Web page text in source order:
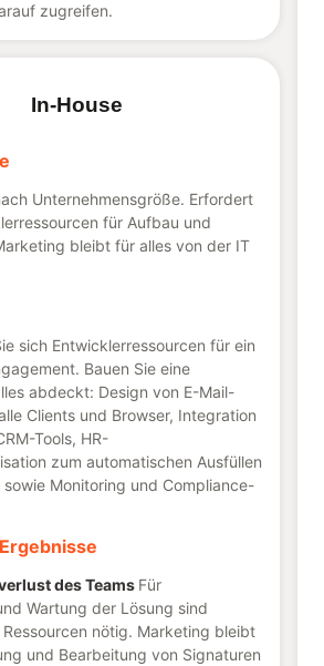
zugreifen.
In-House
Unternehmensgröße. Erfordert
für Aufbau und
bleibt für alles von der IT
sich Entwicklerressourcen für ein
Bauen Sie eine
abdeckt: Design von E-Mail-
Clients und Browser, Integration
Tools, HR-
zum automatischen Ausfüllen
Monitoring und Compliance-
des Teams Für
Wartung der Lösung sind
nötig. Marketing bleibt
und Bearbeitung von Signaturen